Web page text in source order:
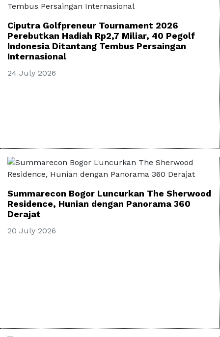
Ciputra Golfpreneur Tournament 2026
Perebutkan Hadiah Rp2,7 Miliar, 40 Pegolf
Indonesia Ditantang Tembus Persaingan
Internasional
24 July 2026
Summarecon Bogor Luncurkan The Sherwood
Residence, Hunian dengan Panorama 360
Derajat
20 July 2026